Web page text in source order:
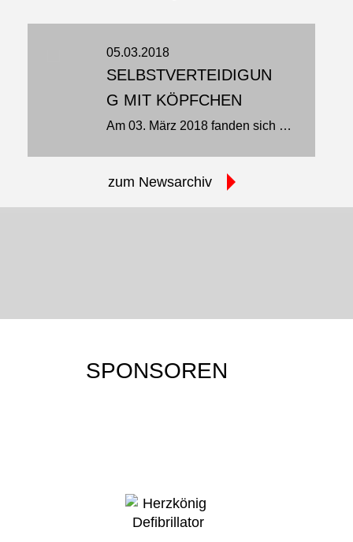
05.03.2018
SELBSTVERTEIDIGUN
G MIT KÖPFCHEN
Am 03. März 2018 fanden sich knapp 20 Sportler und Sportlerin aus den unterschiedlichsten Kampfsportverbänden […] und SV-Kursen zu einem Landeslehrgang "Gefahrensituationen erkennen und vermeiden…
zum Newsarchiv
JU-JUTSU-SHOP
SPONSOREN